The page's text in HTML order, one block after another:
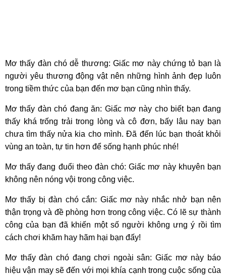
Mơ thấy đàn chó dễ thương: Giấc mơ này chứng tỏ bạn là
người yêu thương động vật nên những hình ảnh đẹp luôn
trong tiềm thức của bạn đến mơ bạn cũng nhìn thấy.
Mơ thấy đàn chó đang ăn: Giấc mơ này cho biết bạn đang
thấy khá trống trải trong lòng và cô đơn, bấy lâu nay bạn
chưa tìm thấy nửa kia cho mình. Đã đến lúc bạn thoát khỏi
vùng an toàn, tự tin hơn để sống hạnh phúc nhé!
Mơ thấy đang đuổi theo đàn chó: Giấc mơ này khuyên bạn
không nên nóng vội trong công việc.
Mơ thấy bị đàn chó cắn: Giấc mơ này nhắc nhở bạn nên
thận trọng và đề phòng hơn trong công việc. Có lẽ sự thành
công của bạn đã khiến một số người không ưng ý rồi tìm
cách chơi khăm hay hãm hại bạn đấy!
Mơ thấy đàn chó đang chơi ngoài sân: Giấc mơ này báo
hiệu vận may sẽ đến với mọi khía cạnh trong cuộc sống của